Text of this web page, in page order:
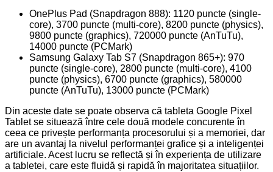
OnePlus Pad (Snapdragon 888): 1120 puncte (single-
core), 3700 puncte (multi-core), 8200 puncte (physics),
9800 puncte (graphics), 720000 puncte (AnTuTu),
14000 puncte (PCMark)
Samsung Galaxy Tab S7 (Snapdragon 865+): 970
puncte (single-core), 2800 puncte (multi-core), 4100
puncte (physics), 6700 puncte (graphics), 580000
puncte (AnTuTu), 13000 puncte (PCMark)
Din aceste date se poate observa că tableta Google Pixel
Tablet se situează între cele două modele concurente în
ceea ce privește performanța procesorului și a memoriei, dar
are un avantaj la nivelul performanței grafice și a inteligenței
artificiale. Acest lucru se reflectă și în experiența de utilizare
a tabletei, care este fluidă și rapidă în majoritatea situațiilor.